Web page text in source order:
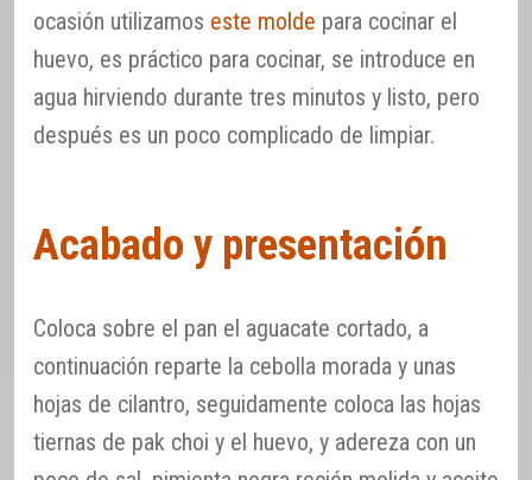
ocasión utilizamos este molde para cocinar el
huevo, es práctico para cocinar, se introduce en
agua hirviendo durante tres minutos y listo, pero
después es un poco complicado de limpiar.
Acabado y presentación
Coloca sobre el pan el aguacate cortado, a
continuación reparte la cebolla morada y unas
hojas de cilantro, seguidamente coloca las hojas
tiernas de pak choi y el huevo, y adereza con un